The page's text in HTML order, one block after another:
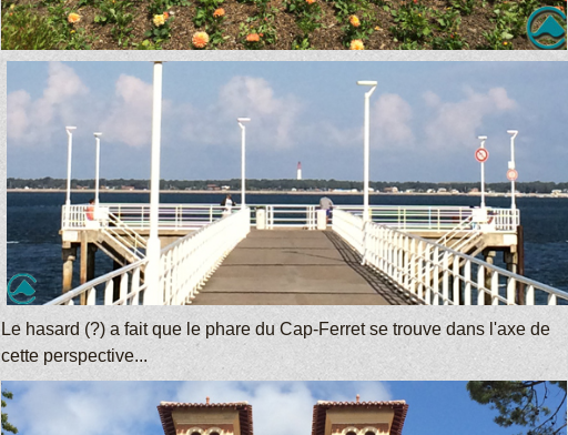
Le hasard (?) a fait que le phare du Cap-Ferret se trouve dans l'axe de
cette perspective...